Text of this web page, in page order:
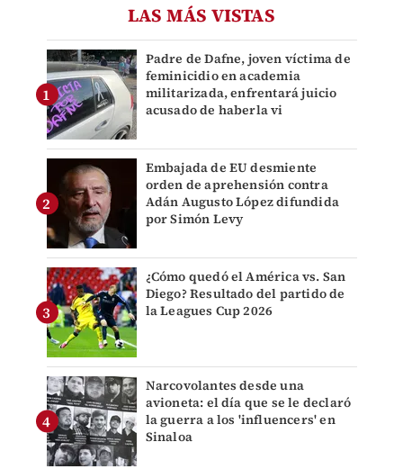
LAS MÁS VISTAS
Padre de Dafne, joven víctima de
feminicidio en academia
militarizada, enfrentará juicio
acusado de haberla vi
Embajada de EU desmiente
orden de aprehensión contra
Adán Augusto López difundida
por Simón Levy
¿Cómo quedó el América vs. San
Diego? Resultado del partido de
la Leagues Cup 2026
Narcovolantes desde una
avioneta: el día que se le declaró
la guerra a los 'influencers' en
Sinaloa